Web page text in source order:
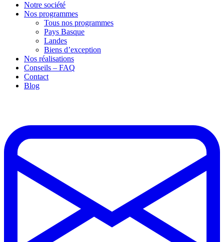
Notre société
Nos programmes
Tous nos programmes
Pays Basque
Landes
Biens d’exception
Nos réalisations
Conseils – FAQ
Contact
Blog